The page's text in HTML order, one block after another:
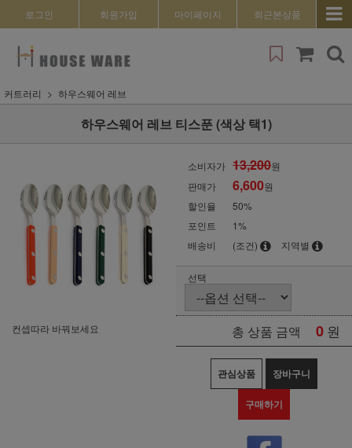
로그인 회원가입 마이페이지 최근본상품
커트러리 하우스웨어 레브
하우스웨어 레브 티스푼 (색상 택1)
컨셉따라 바꿔보세요
소비자가 13,200원
판매가
6,600원
할인율
50%
포인트
1%
배송비
(조건) 지역별
선택
총 상품 금액 0 원
관심상품 장바구니
구매하기